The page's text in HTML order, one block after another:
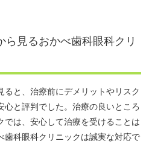
ら見るおかべ歯科眼科クリ
ると、治療前にデメリットやリスク
心と評判でした。治療の良いところ
では、安心して治療を受けることは
歯科眼科クリニックは誠実な対応で